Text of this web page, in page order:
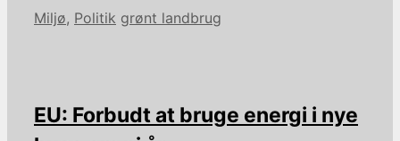
Kategorier
Miljø, Politik Tags
grønt landbrug
EU: Forbudt at bruge energi i nye